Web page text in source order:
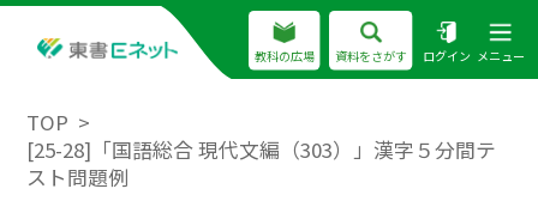
教科の広場 資料をさがす ログイン メニュー
TOP
[25-28]「国語総合 現代文編（303）」漢字５分間テ
スト問題例